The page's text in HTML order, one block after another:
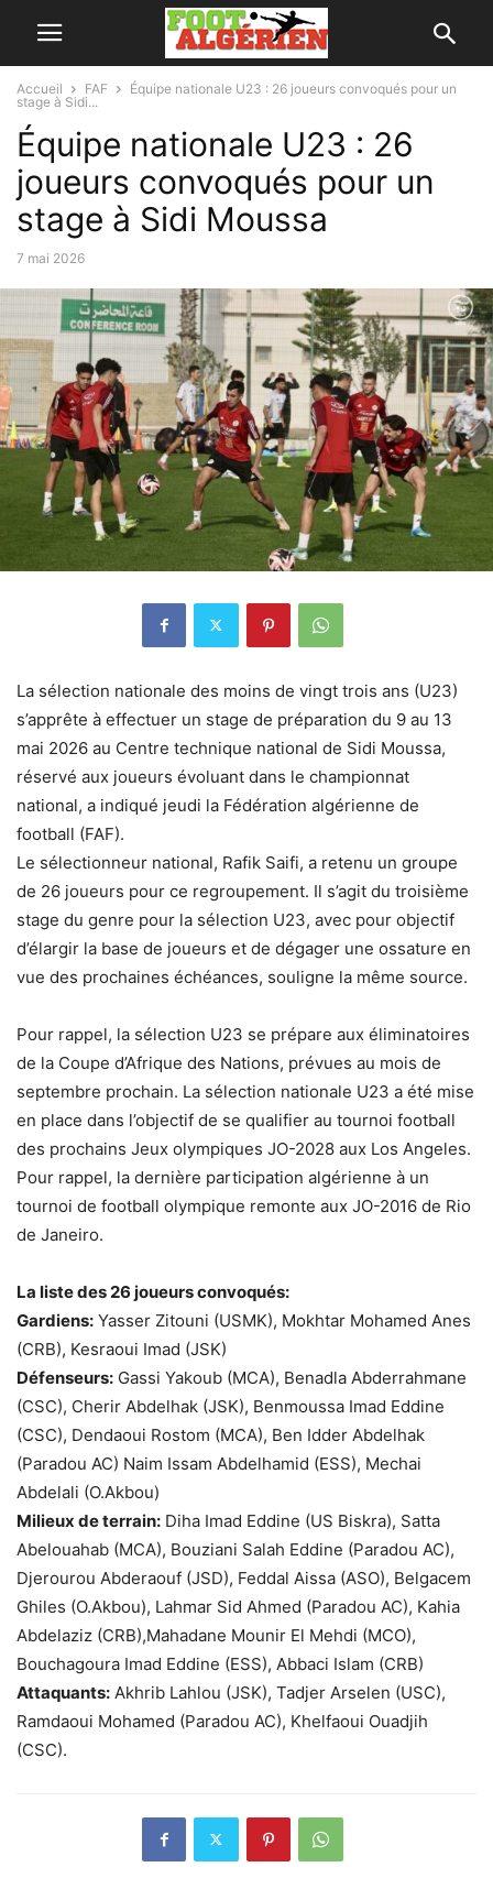
Accueil FAF
Équipe nationale U23 : 26 joueurs convoqués pour un
stage à Sidi...
Équipe nationale U23 : 26
joueurs convoqués pour un
stage à Sidi Moussa
7 mai 2026
La sélection nationale des moins de vingt trois ans (U23)
s’apprête à effectuer un stage de préparation du 9 au 13
mai 2026 au Centre technique national de Sidi Moussa,
réservé aux joueurs évoluant dans le championnat
national, a indiqué jeudi la Fédération algérienne de
football (FAF).
Le sélectionneur national, Rafik Saifi, a retenu un groupe
de 26 joueurs pour ce regroupement. Il s’agit du troisième
stage du genre pour la sélection U23, avec pour objectif
d’élargir la base de joueurs et de dégager une ossature en
vue des prochaines échéances, souligne la même source.
Pour rappel, la sélection U23 se prépare aux éliminatoires
de la Coupe d’Afrique des Nations, prévues au mois de
septembre prochain. La sélection nationale U23 a été mise
en place dans l’objectif de se qualifier au tournoi football
des prochains Jeux olympiques JO-2028 aux Los Angeles.
Pour rappel, la dernière participation algérienne à un
tournoi de football olympique remonte aux JO-2016 de Rio
de Janeiro.
La liste des 26 joueurs convoqués:
Gardiens: Yasser Zitouni (USMK), Mokhtar Mohamed Anes
(CRB), Kesraoui Imad (JSK)
Défenseurs: Gassi Yakoub (MCA), Benadla Abderrahmane
(CSC), Cherir Abdelhak (JSK), Benmoussa Imad Eddine
(CSC), Dendaoui Rostom (MCA), Ben Idder Abdelhak
(Paradou AC) Naim Issam Abdelhamid (ESS), Mechai
Abdelali (O.Akbou)
Milieux de terrain: Diha Imad Eddine (US Biskra), Satta
Abelouahab (MCA), Bouziani Salah Eddine (Paradou AC),
Djerourou Abderaouf (JSD), Feddal Aissa (ASO), Belgacem
Ghiles (O.Akbou), Lahmar Sid Ahmed (Paradou AC), Kahia
Abdelaziz (CRB),Mahadane Mounir El Mehdi (MCO),
Bouchagoura Imad Eddine (ESS), Abbaci Islam (CRB)
Attaquants: Akhrib Lahlou (JSK), Tadjer Arselen (USC),
Ramdaoui Mohamed (Paradou AC), Khelfaoui Ouadjih
(CSC).